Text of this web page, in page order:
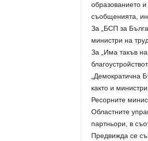
образованието
съобщенията,
За „БСП за
министри на
За „Има такъв
„Демократична
както и
Ресорните
Областните
партньори, в
Предвижда се